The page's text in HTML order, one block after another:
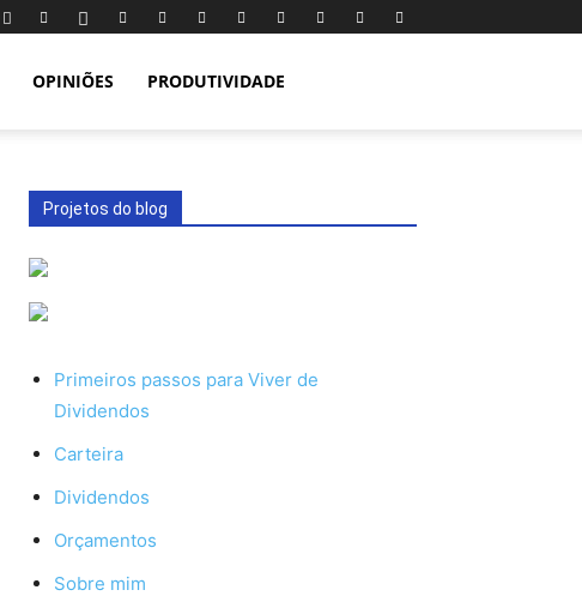
OPINIÕES PRODUTIVIDADE
Projetos do blog
Primeiros passos para Viver de
Dividendos
Carteira
Dividendos
Orçamentos
Sobre mim